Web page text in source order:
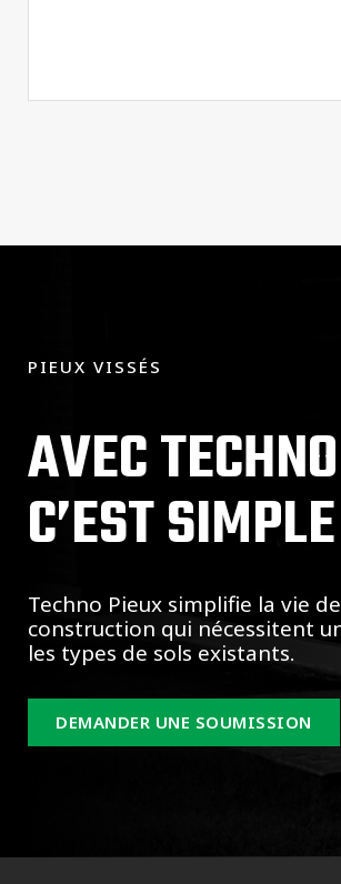
PIEUX VISSÉS
AVEC
C’EST
Techno Pieux simplifie la vie
construction qui nécessitent
les types de sols existants.
DEMANDER UNE SOUMISSION